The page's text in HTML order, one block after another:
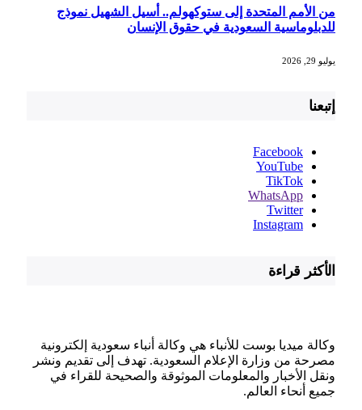
من الأمم المتحدة إلى ستوكهولم.. أسيل الشهيل نموذج
للدبلوماسية السعودية في حقوق الإنسان
يوليو 29, 2026
إتبعنا
Facebook
YouTube
TikTok
WhatsApp
Twitter
Instagram
الأكثر قراءة
وكالة ميديا بوست للأنباء هي وكالة أنباء سعودية إلكترونية
مصرحة من وزارة الإعلام السعودية. تهدف إلى تقديم ونشر
ونقل الأخبار والمعلومات الموثوقة والصحيحة للقراء في
جميع أنحاء العالم.